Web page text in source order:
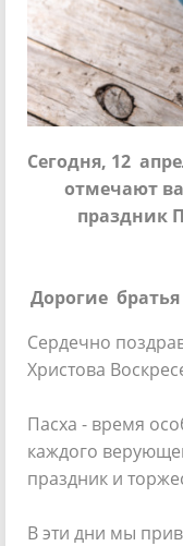
Сегодня, 12
отмечают
праздник
Дорогие
Сердечно
Христова
Пасха - время
каждого
праздник и
В эти дни мы